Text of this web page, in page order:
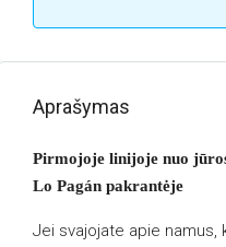
Aprašymas
Pirmojoje linijoje nuo
Lo Pagán pakrantėje
Jei svajojate apie namus,